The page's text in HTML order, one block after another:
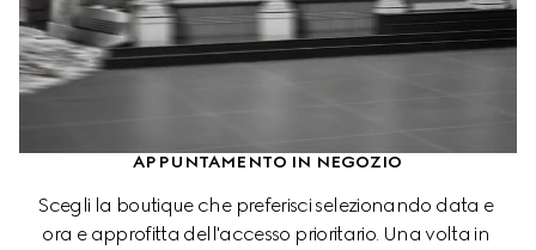
APPUNTAMENTO IN NEGOZIO
Scegli la boutique che preferisci selezionando data e
ora e approfitta dell'accesso prioritario. Una volta in